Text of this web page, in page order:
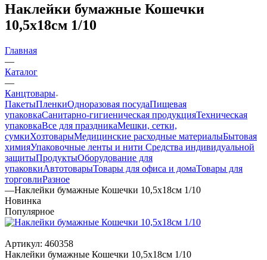
Наклейки бумажные Кошечки
10,5х18см 1/10
Главная
—
Каталог
—
Канцтовары
ПакетыПленкиОдноразовая посудаПищевая
упаковкаСанитарно-гигиеническая продукцияТехническая
упаковкаВсе для праздникаМешки, сетки,
сумкиХозтоварыМедицинские расходные материалыБытовая
химияУпаковочные ленты и нити Средства индивидуальной
защитыПродуктыОборудование для
упаковкиАвтотоварыТовары для офиса и домаТовары для
торговлиРазное
—Наклейки бумажные Кошечки 10,5х18см 1/10
Новинка
Популярное
Артикул: 460358
Наклейки бумажные Кошечки 10,5х18см 1/10